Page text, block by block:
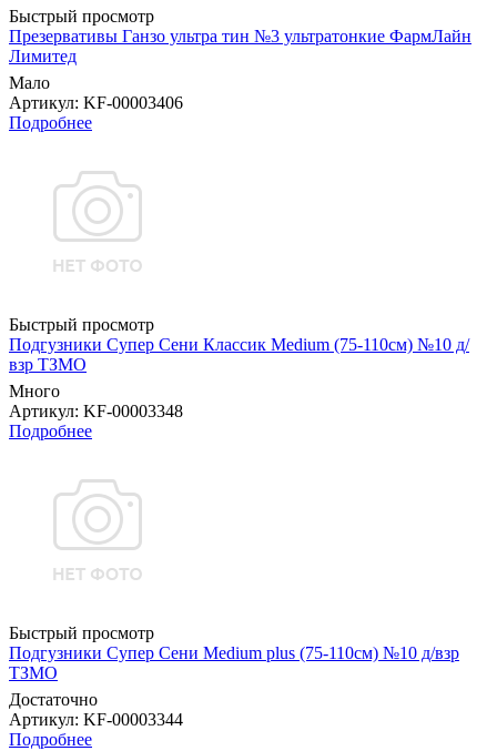
Быстрый просмотр
Презервативы Ганзо ультра тин №3 ультратонкие ФармЛайн
Лимитед
Мало
Артикул: KF-00003406
Подробнее
Быстрый просмотр
Подгузники Супер Сени Классик Medium (75-110см) №10 д/
взр ТЗМО
Много
Артикул: KF-00003348
Подробнее
Быстрый просмотр
Подгузники Супер Сени Medium plus (75-110см) №10 д/взр
ТЗМО
Достаточно
Артикул: KF-00003344
Подробнее